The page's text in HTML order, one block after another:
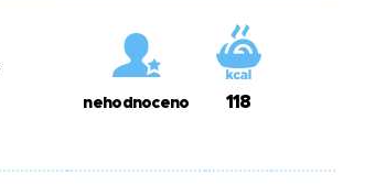
nehodnoceno 118